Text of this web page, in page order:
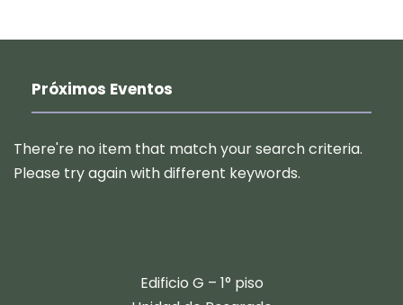
Próximos Eventos
There're no item that match your search criteria.
Please try again with different keywords.
​​Edificio G – 1° piso